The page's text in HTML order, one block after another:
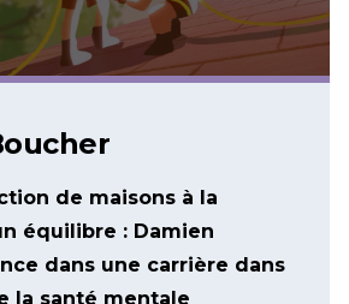
de maisons à la
équilibre : Damien
dans une carrière dans
la santé mentale